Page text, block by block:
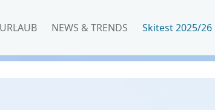
NEWS & TRENDS Skitest 2025/26